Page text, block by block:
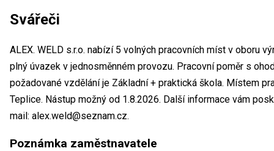
Svářeči
ALEX. WELD s.r.o. nabízí 5 volných pracovních míst v oboru
plný úvazek v jednosměnném provozu. Pracovní poměr s
požadované vzdělání je Základní + praktická škola. Místem
Teplice. Nástup možný od 1.8.2026. Další informace vám
mail: alex.weld@seznam.cz.
Poznámka zaměstnavatele